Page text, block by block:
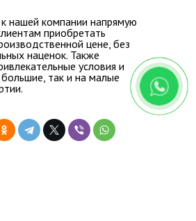
нашей компании напрямую
приобретать
цене, без
наценок. Также
условия и
так и на малые